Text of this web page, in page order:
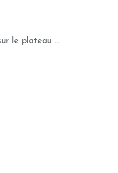
le plateau ...